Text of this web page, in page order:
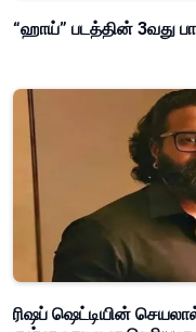
“ஹாய்” படத்தின் 3வது
ரிஷப் ஷெட்டியின் செயலால்